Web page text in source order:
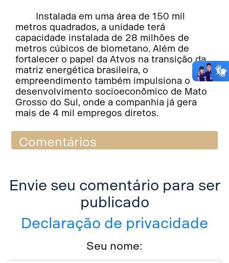
Instalada em uma área de 150 mil
metros quadrados, a unidade terá
capacidade instalada de 28 milhões de
metros cúbicos de biometano. Além de
fortalecer o papel da Atvos na transição da
matriz energética brasileira, o
empreendimento também impulsiona o
desenvolvimento socioeconômico de Mato
Grosso do Sul, onde a companhia já gera
mais de 4 mil empregos diretos.
Comentários
Envie seu comentário para ser
publicado
Declaração de privacidade
Seu nome: